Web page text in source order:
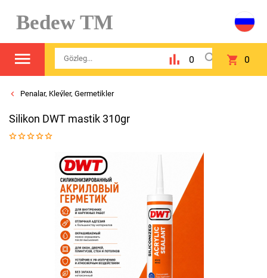
Bedew TM
0 0
Penalar, Kleýlеr, Germetiklеr
Silikon DWT mastik 310gr